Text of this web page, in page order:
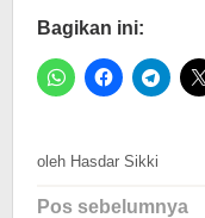
Bagikan ini:
oleh Hasdar Sikki
Navigasi
Pos sebelumnya